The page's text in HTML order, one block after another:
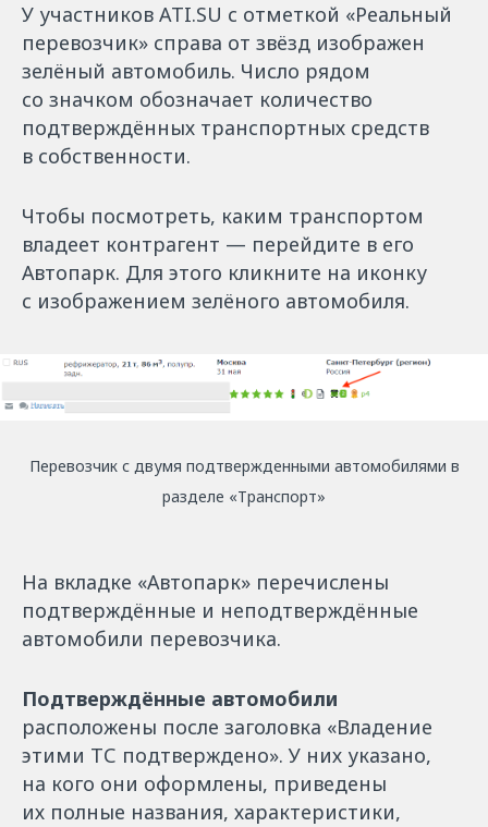
У участников ATI.SU с отметкой «Реальный
перевозчик» справа от звёзд изображен
зелёный автомобиль. Число рядом
со значком обозначает количество
подтверждённых транспортных средств
в собственности.
Чтобы посмотреть, каким транспортом
владеет контрагент — перейдите в его
Автопарк. Для этого кликните на иконку
с изображением зелёного автомобиля.
Перевозчик с двумя подтвержденными автомобилями в
разделе «‎Транспорт»
На вкладке «‎Автопарк» перечислены
подтверждённые и неподтверждённые
автомобили перевозчика.
Подтверждённые автомобили
расположены после заголовка «‎Владение
этими ТС подтверждено». У них указано,
на кого они оформлены, приведены
их полные названия, характеристики,